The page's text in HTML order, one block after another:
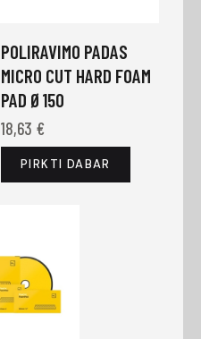
POLIRAVIMO PADAS
MICRO CUT HARD FOAM
PAD Ø150
18,63 €
PIRKTI DABAR